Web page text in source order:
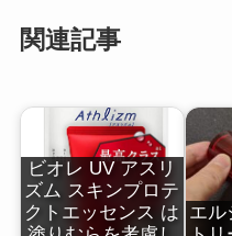
関連記事
ビオレ UV アスリ
ズム スキンプロテ
クトエッセンス は エル